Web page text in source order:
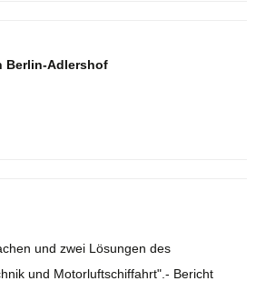
Berlin-Adlershof
und zwei Lösungen des
und Motorluftschiffahrt".- Bericht